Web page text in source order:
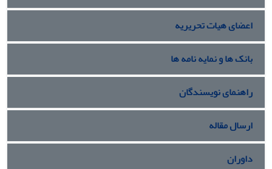
اعضای هیات تحریریه
بانک ها و نمایه نامه ها
راهنمای نویسندگان
ارسال مقاله
داوران